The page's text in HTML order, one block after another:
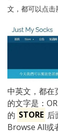
文，都可以点击
中英文，都在
的文字是：
的 STORE 后
Browse All或